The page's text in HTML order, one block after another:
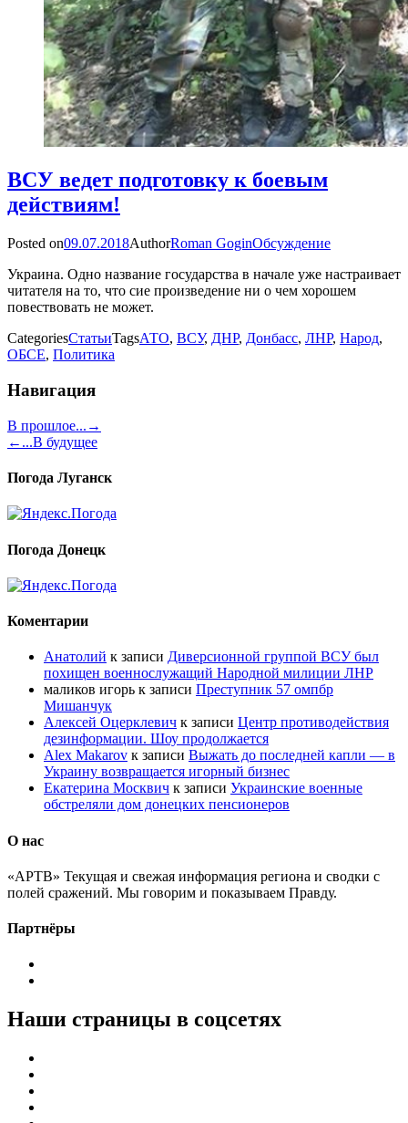
ВСУ ведет подготовку к боевым
действиям!
Posted on09.07.2018AuthorRoman GoginОбсуждение
Украина. Одно название государства в начале уже настраивает
читателя на то, что сие произведение ни о чем хорошем
повествовать не может.
CategoriesСтатьиTagsАТО, ВСУ, ДНР, Донбасс, ЛНР, Народ,
ОБСЕ, Политика
Навигация
В прошлое... →
← ...В будущее
Погода Луганск
Погода Донецк
Коментарии
Анатолий к записи Диверсионной группой ВСУ был
похищен военнослужащий Народной милиции ЛНР
маликов игорь к записи Преступник 57 омпбр
Мишанчук
Алексей Оцерклевич к записи Центр противодействия
дезинформации. Шоу продолжается
Alex Makarov к записи Выжать до последней капли — в
Украину возвращается игорный бизнес
Екатерина Москвич к записи Украинские военные
обстреляли дом донецких пенсионеров
О нас
«АРТВ» Текущая и свежая информация региона и сводки с
полей сражений. Мы говорим и показываем Правду.
Партнёры
Наши страницы в соцсетях